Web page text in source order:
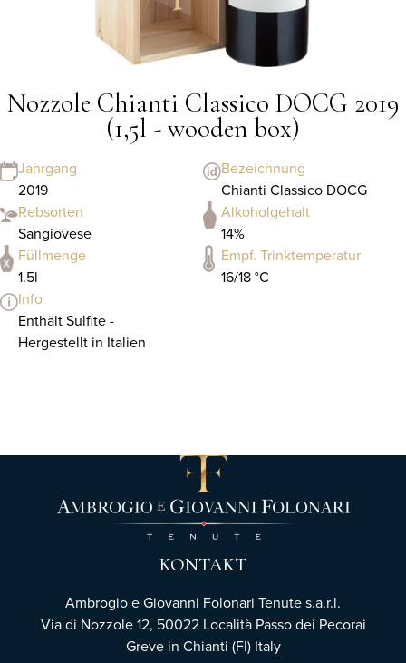
Nozzole Chianti Classico DOCG 2019
(1,5l - wooden box)
Jahrgang
2019
Bezeichnung
Chianti Classico DOCG
Rebsorten
Sangiovese
Alkoholgehalt
14%
Füllmenge
1.5l
Empf. Trinktemperatur
16/18 °C
Info
Enthält Sulfite -
Hergestellt in Italien
KONTAKT
Ambrogio e Giovanni Folonari Tenute s.a.r.l.
Via di Nozzole 12, 50022 Località Passo dei Pecorai
Greve in Chianti (FI) Italy